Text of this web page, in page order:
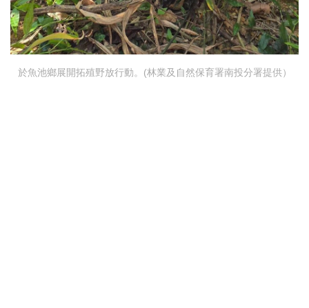
於魚池鄉展開拓殖野放行動。(林業及自然保育署南投分署提供）